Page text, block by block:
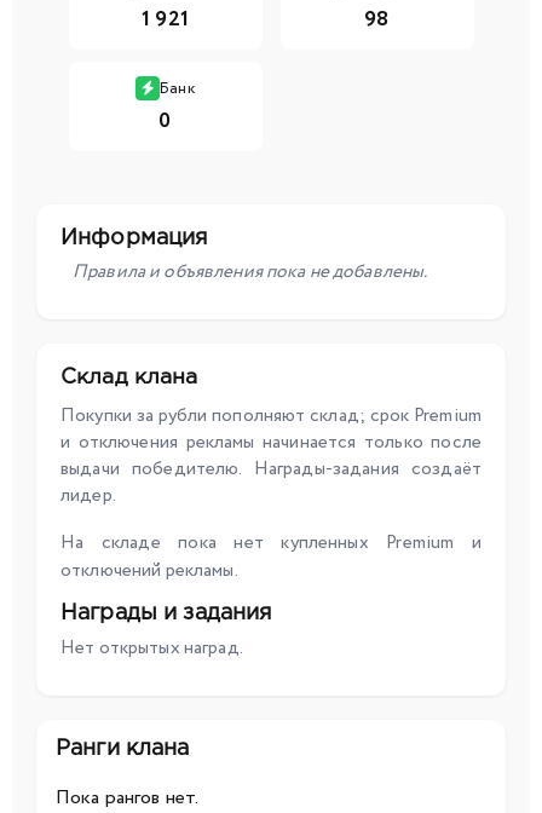
1 921 98
Банк
0
Информация
Правила и объявления пока не добавлены.
Склад клана
Покупки за рубли пополняют склад; срок Premium
и отключения рекламы начинается только после
выдачи победителю. Награды-задания создаёт
лидер.
На складе пока нет купленных Premium и
отключений рекламы.
Награды и задания
Нет открытых наград.
Ранги клана
Пока рангов нет.